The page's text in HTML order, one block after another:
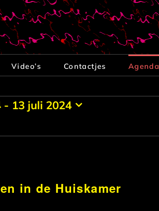
Video’s Contactjes Agenda
- 13 juli 2024
in de Huiskamer